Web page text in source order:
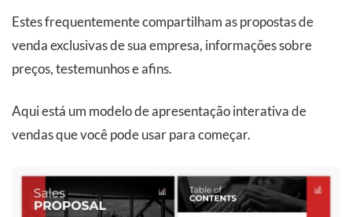
Estes frequentemente compartilham as propostas de
venda exclusivas de sua empresa, informações sobre
preços, testemunhos e afins.
Aqui está um modelo de apresentação interativa de
vendas que você pode usar para começar.